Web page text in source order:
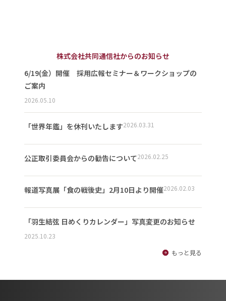
株式会社共同通信社からのお知らせ
6/19(金）開催 採用広報セミナー＆ワークショップの
ご案内
2026.05.10
「世界年鑑」を休刊いたします2026.03.31
公正取引委員会からの勧告について2026.02.25
報道写真展「食の戦後史」2月10日より開催2026.02.03
「羽生結弦 日めくりカレンダー」写真変更のお知らせ
2025.10.23
もっと見る